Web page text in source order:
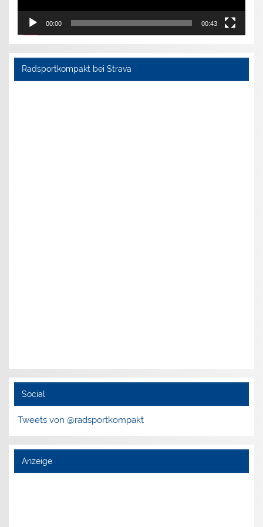
00:00 00:43
Radsportkompakt bei Strava
Social
Tweets von @radsportkompakt
Anzeige